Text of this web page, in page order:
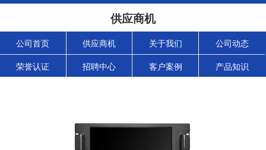
供应商机
公司首页 供应商机 关于我们 公司动态
荣誉认证 招聘中心 客户案例 产品知识